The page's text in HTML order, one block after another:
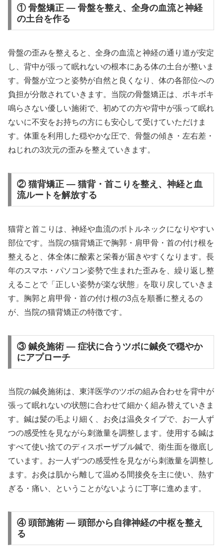
① 骨盤矯正 — 骨盤を整え、全身の血流と神経
の土台を作る
骨盤の歪みを整えると、全身の血流と神経の通り道が安定
し、背中が張って眠れないの根本にある体の土台が整いま
す。骨盤が立つと姿勢が自然と良くなり、体の各部位への
負担が分散されていきます。当院の骨盤矯正は、ボキボキ
鳴らさない優しい施術で、初めての方や背中が張って眠れ
ないに不安をお持ちの方にも安心して受けていただけま
す。体重を利用した穏やかな圧で、骨盤の傾き・左右差・
ねじれの3次元の歪みを整えていきます。
② 猫背矯正 — 猫背・首こりを整え、神経と血
流ルートを解放する
猫背と首こりは、神経や血流のボトルネックになりやすい
部位です。当院の猫背矯正で胸郭・肩甲骨・首の付け根を
整えると、体全体に酸素と栄養が届きやすくなります。長
年のスマホ・パソコン姿勢で生まれた歪みを、繰り返し整
えることで「正しい姿勢が楽な状態」を取り戻していきま
す。胸郭と肩甲骨・首の付け根の3点を順番に整えるの
が、当院の猫背矯正の特徴です。
③ 鍼灸施術 — 症状に合うツボに鍼灸で穏やか
にアプローチ
当院の鍼灸施術は、東洋医学のツボの組み合わせを背中が
張って眠れないの状態に合わせて細かく組み替えていきま
す。鍼は髪の毛より細く、お灸は温灸タイプで、お一人ず
つの感受性を見ながら刺激量を調整します。使用する鍼は
すべて使い捨てのディスポーザブル鍼で、衛生面を徹底し
ています。お一人ずつの感受性を見ながら刺激量を調整し
ます。お灸は肌から離して温める間接灸を主に使い、熱す
ぎる・痛い、ということがないように丁寧に進めます。
④ 頭部施術 — 頭部から自律神経の中枢を整え
る